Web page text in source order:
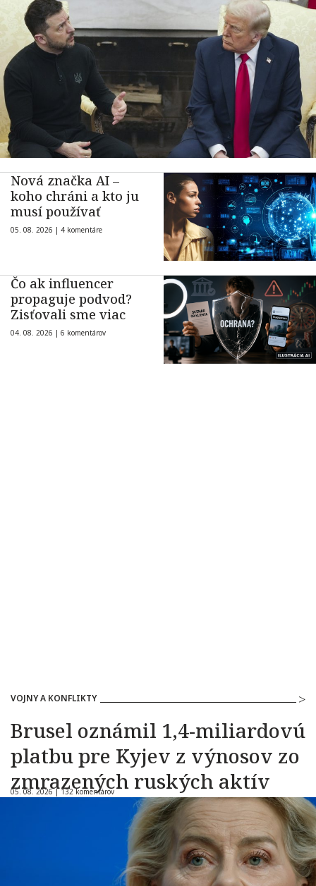
Nová značka AI –
koho chráni a kto ju
musí používať
05. 08. 2026 | 4 komentáre
Čo ak influencer
propaguje podvod?
Zisťovali sme viac
04. 08. 2026 | 6 komentárov
VOJNY A KONFLIKTY
Brusel oznámil 1,4-miliardovú
platbu pre Kyjev z výnosov zo
zmrazených ruských aktív
05. 08. 2026 |132 komentárov